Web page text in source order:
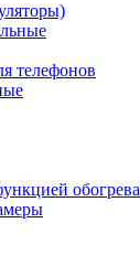
телефонов
обогрева